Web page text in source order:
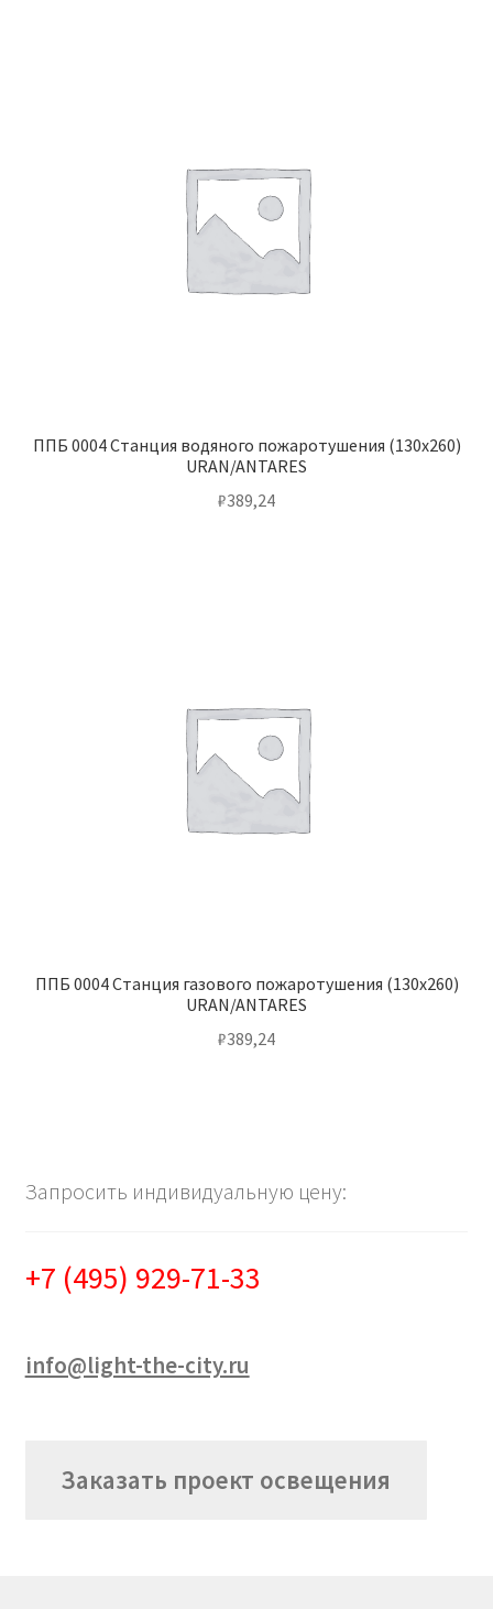
ППБ 0004 Станция водяного пожаротушения (130х260)
URAN/ANTARES
₽389,24
ППБ 0004 Станция газового пожаротушения (130х260)
URAN/ANTARES
₽389,24
Запросить индивидуальную цену:
+7 (495) 929-71-33
info@light-the-city.ru
Заказать проект освещения